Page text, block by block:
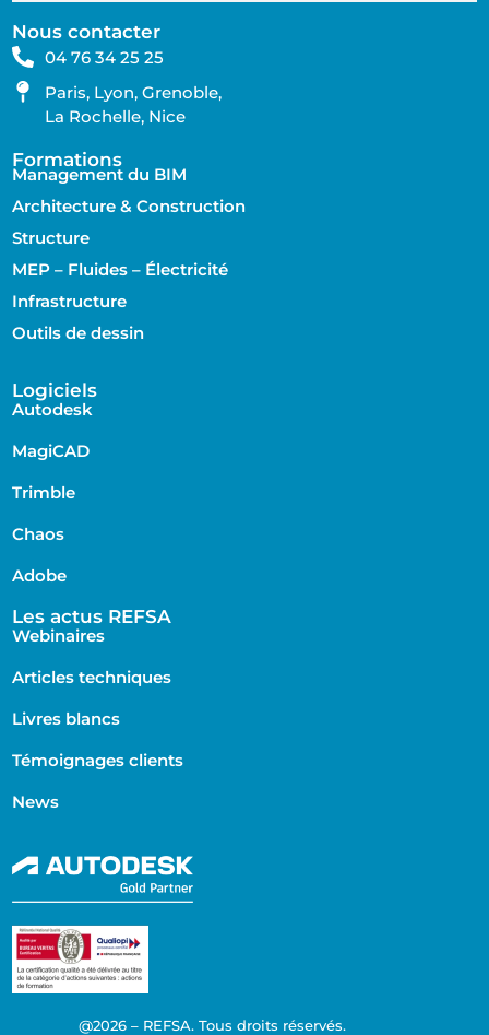
Nous contacter
04 76 34 25 25
Paris, Lyon, Grenoble,
La Rochelle, Nice
Formations
Management du BIM
Architecture & Construction
Structure
MEP – Fluides – Électricité
Infrastructure
Outils de dessin
Logiciels
Autodesk
MagiCAD
Trimble
Chaos
Adobe
Les actus REFSA
Webinaires
Articles techniques
Livres blancs
Témoignages clients
News
@2026 – REFSA. Tous droits réservés.